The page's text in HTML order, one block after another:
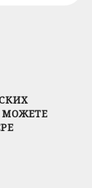
МОЖЕТЕ